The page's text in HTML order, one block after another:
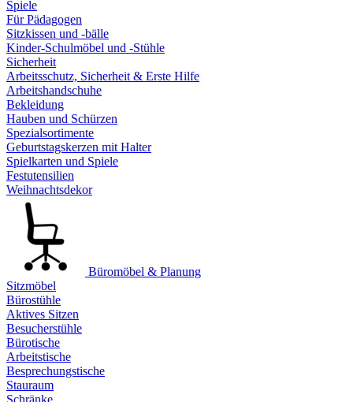
Spiele
Für Pädagogen
Sitzkissen und -bälle
Kinder-Schulmöbel und -Stühle
Sicherheit
Arbeitsschutz, Sicherheit & Erste Hilfe
Arbeitshandschuhe
Bekleidung
Hauben und Schürzen
Spezialsortimente
Geburtstagskerzen mit Halter
Spielkarten und Spiele
Festutensilien
Weihnachtsdekor
Büromöbel & Planung
Sitzmöbel
Bürostühle
Aktives Sitzen
Besucherstühle
Bürotische
Arbeitstische
Besprechungstische
Stauraum